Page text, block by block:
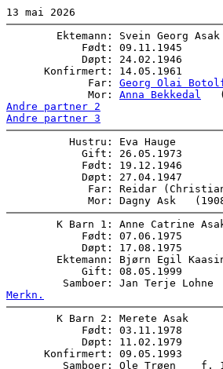
Ektemann: Svein Georg
Født: 09.11.1945
Døpt: 24.02.1946
Konfirmert: 14.05.1961
             Far:
Georg Olai
             Mor:
Anna Bekkedal
Andre partner 2
Andre partner 3
          Hustru: Eva Hauge
Gift: 26.05.1973
Født: 19.12.1946
Døpt: 27.04.1947
Far: Reidar
K Barn 1: Anne
Født: 07.06.1975
Døpt: 17.08.1975
Ektemann: Bjørn Egil
Gift: 08.05.1999
Merkn.
        K Barn 2: Merete Asak
Født: 03.11.1978
Døpt: 11.02.1979
Konfirmert: 09.05.1993